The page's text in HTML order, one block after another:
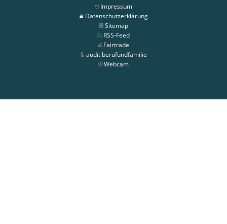
Impressum
Datenschutzerklärung
Sitemap
RSS-Feed
Fairtrade
audit berufundfamilie
Webcam